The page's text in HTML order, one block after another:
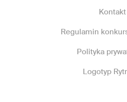
Kontakt
Regulamin
Polityka
Logotyp